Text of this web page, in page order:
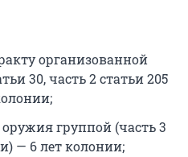
организованной
30, часть 2 статьи 205
группой (часть 3
— 6 лет колонии;